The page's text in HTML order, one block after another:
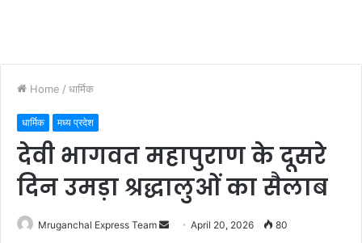
Home / धार्मिक
धार्मिक मध्य प्रदेश
देवी भागवत महापुराण के दूसरे
दिन उमड़ा श्रद्धालुओं का सैलाब
Mruganchal Express Team
Send April 20, 2026 80